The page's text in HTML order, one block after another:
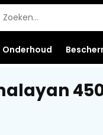
Onderhoud